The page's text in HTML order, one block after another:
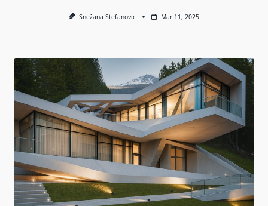
Snežana Stefanovic Mar 11, 2025